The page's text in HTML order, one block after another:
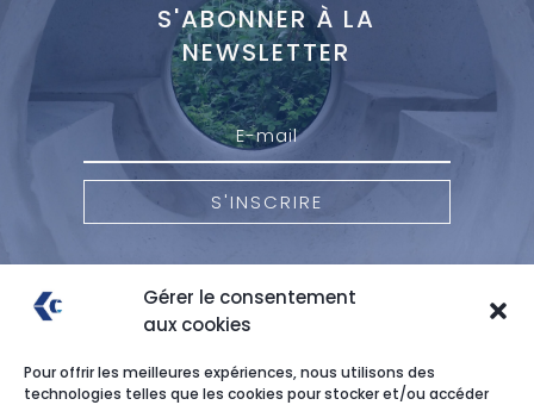
Gérer le consentement
aux cookies
Pour offrir les meilleures expériences, nous utilisons des
technologies telles que les cookies pour stocker et/ou accéder
S'ABONNER À LA
NEWSLETTER
S'INSCRIRE